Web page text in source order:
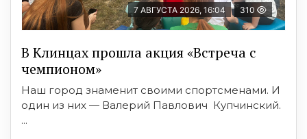
7 АВГУСТА 2026, 16:04 310
В Клинцах прошла акция «Встреча с
чемпионом»
Наш город знаменит своими спортсменами. И
один из них — Валерий Павлович Купчинский.
...